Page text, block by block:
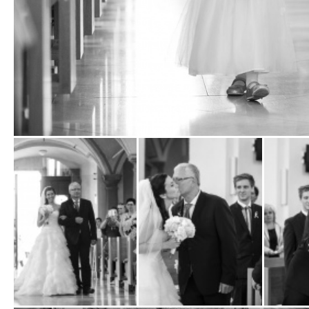
Zobrazit
fotografii
Zobrazit
fotografii
Zobrazit
fotografii
Zobrazit